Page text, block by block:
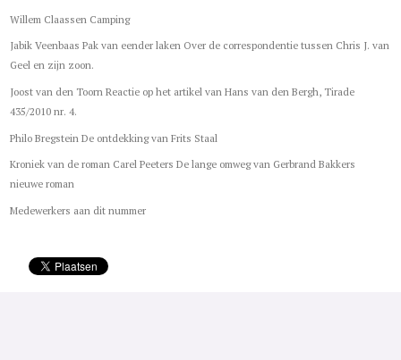
Willem Claassen Camping
Jabik Veenbaas Pak van eender laken Over de correspondentie tussen Chris J. van
Geel en zijn zoon.
Joost van den Toorn Reactie op het artikel van Hans van den Bergh, Tirade
435/2010 nr. 4.
Philo Bregstein De ontdekking van Frits Staal
Kroniek van de roman Carel Peeters De lange omweg van Gerbrand Bakkers
nieuwe roman
Medewerkers aan dit nummer